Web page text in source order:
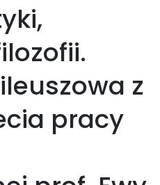
z
pracy